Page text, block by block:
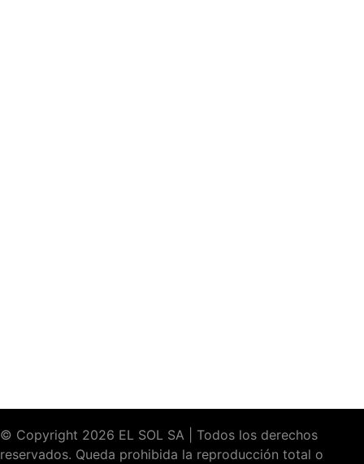
© Copyright 2026 EL SOL SA | Todos los derechos
reservados. Queda prohibida la reproducción total o